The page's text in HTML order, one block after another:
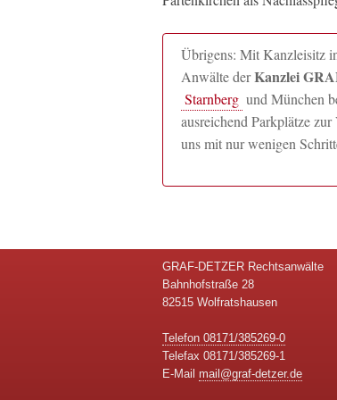
Übrigens: Mit Kanzleisitz
Anwälte derKanzlei
Starnberg und München
ausreichend Parkplätze
uns mit nur wenigen
GRAF-DETZER Rechtsanwälte
Bahnhofstraße 28
82515 Wolfratshausen
Telefon 08171/385269-0
Telefax 08171/385269-1
E-Mail mail@graf-detzer.de